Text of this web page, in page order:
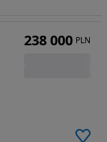
238 000 PLN